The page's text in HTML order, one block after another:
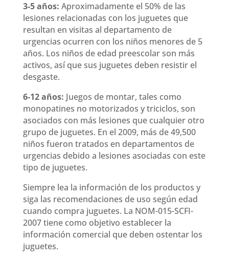
3-5 años: Aproximadamente el 50% de las
lesiones relacionadas con los juguetes que
resultan en visitas al departamento de
urgencias ocurren con los niños menores de 5
años. Los niños de edad preescolar son más
activos, así que sus juguetes deben resistir el
desgaste.
6-12 años: Juegos de montar, tales como
monopatines no motorizados y triciclos, son
asociados con más lesiones que cualquier otro
grupo de juguetes. En el 2009, más de 49,500
niños fueron tratados en departamentos de
urgencias debido a lesiones asociadas con este
tipo de juguetes.
Siempre lea la información de los productos y
siga las recomendaciones de uso según edad
cuando compra juguetes. La NOM-015-SCFI-
2007 tiene como objetivo establecer la
información comercial que deben ostentar los
juguetes.